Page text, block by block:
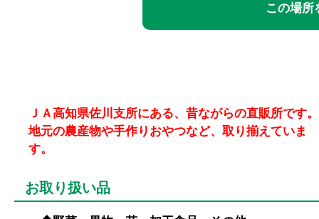
この場所
ＪＡ高知県佐川支所にある、昔ながらの直販所です。
地元の農産物や手作りおやつなど、取り揃えていま
す。
お取り扱い品